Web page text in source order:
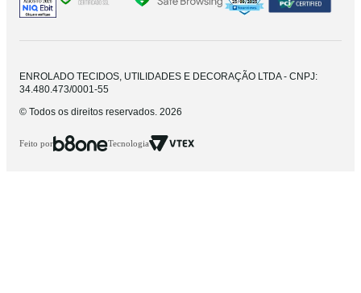
ENROLADO TECIDOS, UTILIDADES E DECORAÇÃO LTDA - CNPJ:
34.480.473/0001-55
© Todos os direitos reservados. 2026
Feito por Tecnologia